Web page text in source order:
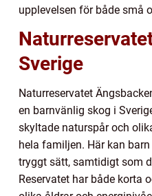
upplevelsen för både små
Sverige
Naturreservatet
en barnvänlig skog i
skyltade naturspår och
hela familjen. Här kan
tryggt sätt, samtidigt som
Reservatet har både korta